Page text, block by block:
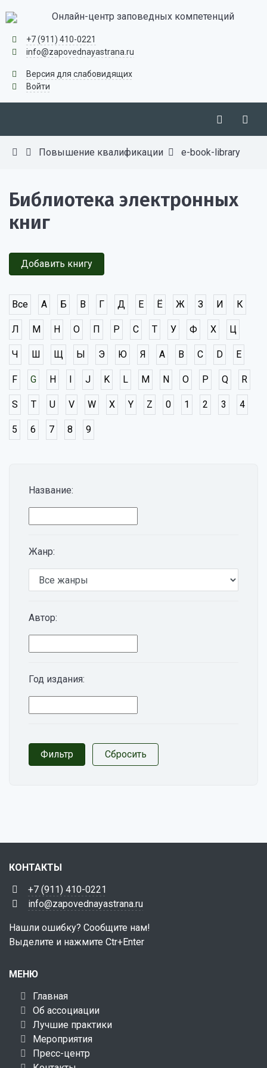
Онлайн-центр заповедных компетенций
+7 (911) 410-0221
info@zapovednayastrana.ru
Версия для слабовидящих
Войти
Повышение квалификации e-book-library
Название:
Жанр:
Автор:
Год издания:
Библиотека электронных
книг
Добавить книгу
Все А Б В Г Д Е Ё Ж З И К
Л М Н О П Р С Т У Ф Х Ц
Ч Ш Щ Ы Э Ю Я A B C D E
F G H I J K L M N O P Q R
S T U V W X Y Z 0 1 2 3 4
5 6 7 8 9
КОНТАКТЫ
+7 (911) 410-0221
info@zapovednayastrana.ru
Нашли ошибку? Сообщите нам!
Выделите и нажмите Ctr+Enter
МЕНЮ
Главная
Об ассоциации
Лучшие практики
Мероприятия
Пресс-центр